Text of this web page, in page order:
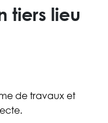
tiers lieu
de travaux et